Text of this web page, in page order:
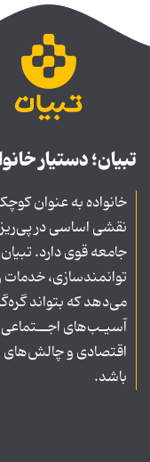
تبیان؛ دستیار
خانواده به عنوان
نقشی اساسی در
جامعه قوی دارد.
توانمندسازی، خدمات
می‌دهد که بتواند
آسیـب‌های
اقتصادی و چالش‌های
باشد.